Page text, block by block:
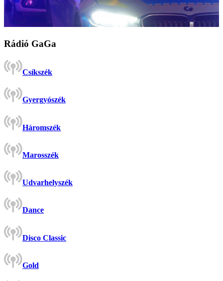
Rádió GaGa
Csíkszék
Gyergyószék
Háromszék
Marosszék
Udvarhelyszék
Dance
Disco Classic
Gold